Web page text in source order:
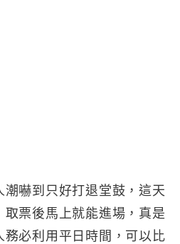
潮嚇到只好打退堂鼓，這天
票後馬上就能進場，真是
務必利用平日時間，可以比